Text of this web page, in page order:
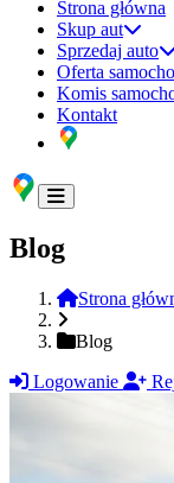
Strona główna
Skup aut
Sprzedaj auto
Oferta
Komis
Kontakt
Blog
Strona
Blog
Logowanie